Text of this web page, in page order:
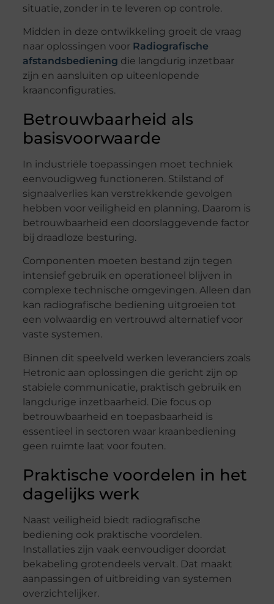
situatie, zonder in te leveren op controle.
Midden in deze ontwikkeling groeit de vraag
naar oplossingen voor Radiografische
afstandsbediening die langdurig inzetbaar
zijn en aansluiten op uiteenlopende
kraanconfiguraties.
Betrouwbaarheid als
basisvoorwaarde
In industriële toepassingen moet techniek
eenvoudigweg functioneren. Stilstand of
signaalverlies kan verstrekkende gevolgen
hebben voor veiligheid en planning. Daarom is
betrouwbaarheid een doorslaggevende factor
bij draadloze besturing.
Componenten moeten bestand zijn tegen
intensief gebruik en operationeel blijven in
complexe technische omgevingen. Alleen dan
kan radiografische bediening uitgroeien tot
een volwaardig en vertrouwd alternatief voor
vaste systemen.
Binnen dit speelveld werken leveranciers zoals
Hetronic aan oplossingen die gericht zijn op
stabiele communicatie, praktisch gebruik en
langdurige inzetbaarheid. Die focus op
betrouwbaarheid en toepasbaarheid is
essentieel in sectoren waar kraanbediening
geen ruimte laat voor fouten.
Praktische voordelen in het
dagelijks werk
Naast veiligheid biedt radiografische
bediening ook praktische voordelen.
Installaties zijn vaak eenvoudiger doordat
bekabeling grotendeels vervalt. Dat maakt
aanpassingen of uitbreiding van systemen
overzichtelijker.